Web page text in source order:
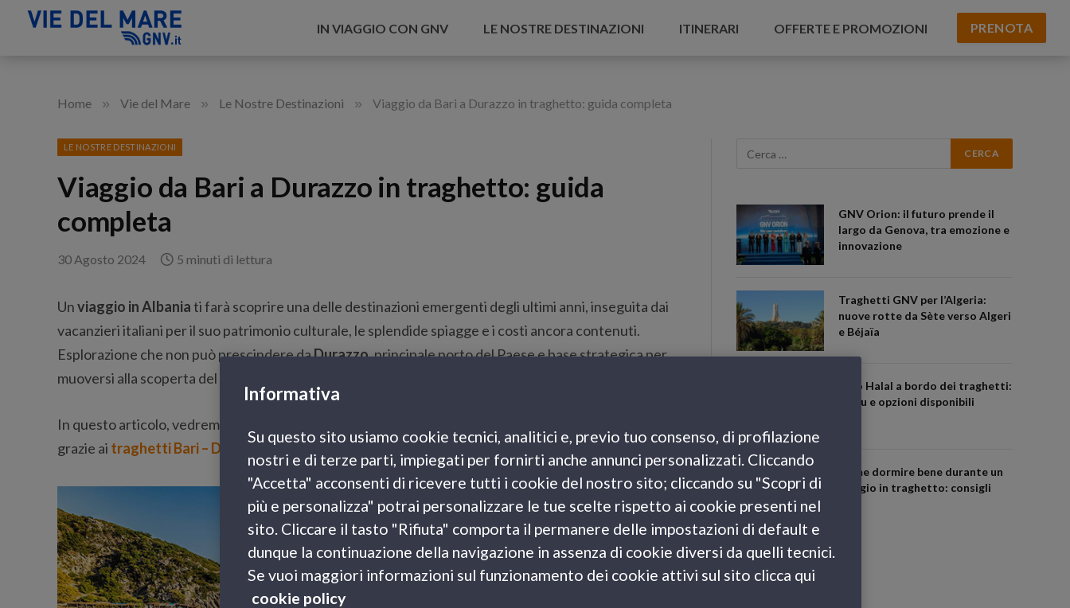
IN VIAGGIO CON GNV LE NOSTRE DESTINAZIONI ITINERARI OFFERTE E PROMOZIONI PRENOTA
Home » Vie del Mare » Le Nostre Destinazioni » Viaggio da Bari a Durazzo in traghetto: guida completa
LE NOSTRE DESTINAZIONI
Viaggio da Bari a Durazzo in traghetto: guida
completa
30 Agosto 2024 5 minuti di lettura
Unviaggio in Albaniati farà scoprire una delle destinazioni emergenti degli ultimi anni, inseguita dai
vacanzieri italiani per il suo patrimonio culturale, le splendide spiagge e i costi ancora contenuti.
Esplorazione che non può prescindere daDurazzo, principale porto del Paese e base strategica per
muoversi alla scoperta del territorio.
In questo articolo, vedremo perché visitare questa città, come raggiungerla comodamente dall’Italia
grazie ai traghetti Bari – Durazzo e tutti i dettagli pratici per organizzare al meglio la tua vacanza.
GNV Orion: il futuro prende il
largo da Genova, tra emozione e
innovazione
Traghetti GNV per l’Algeria:
nuove rotte da Sète verso Algeri
e Béjaïa
Cibo Halal a bordo dei traghetti:
menu e opzioni disponibili
Come dormire bene durante un
viaggio in traghetto: consigli
Informativa
Su questo sito usiamo cookie tecnici, analitici e, previo tuo consenso, di profilazione
nostri e di terze parti, impiegati per fornirti anche annunci personalizzati. Cliccando
"Accetta" acconsenti di ricevere tutti i cookie del nostro sito; cliccando su "Scopri di
più e personalizza" potrai personalizzare le tue scelte rispetto ai cookie presenti nel
sito. Cliccare il tasto "Rifiuta" comporta il permanere delle impostazioni di default e
dunque la continuazione della navigazione in assenza di cookie diversi da quelli tecnici.
Se vuoi maggiori informazioni sul funzionamento dei cookie attivi sul sito clicca qui
cookie policy